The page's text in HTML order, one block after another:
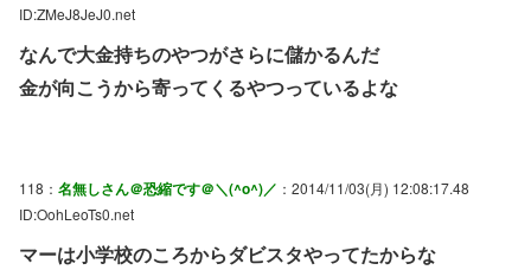
ID:ZMeJ8JeJ0.net
なんで大金持ちのやつがさらに儲かるんだ
金が向こうから寄ってくるやつっているよな
118： 名無しさん＠恐縮です＠＼(^o^)／ ：2014/11/03(月) 12:08:17.48
ID:OohLeoTs0.net
マーは小学校のころからダビスタやってたからな